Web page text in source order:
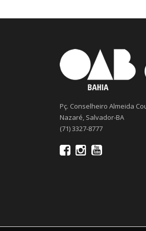
Pç. Conselheiro Almeida
Nazaré, Salvador-BA
(71) 3327-8777